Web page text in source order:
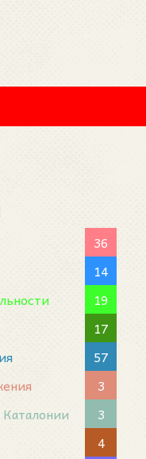
36
14
19
17
57
3
3
4